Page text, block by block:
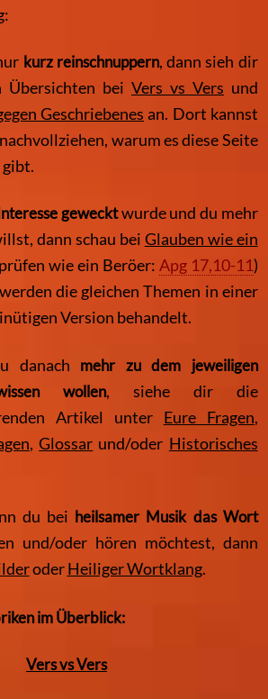
kurz reinschnuppern, dann sieh dir
Übersichten beiVers vs Vers und
Geschriebenes an. Dort kannst
warum es diese Seite
gewecktwurde und du mehr
dann schau bei Glauben wie ein
wie ein Beröer: Apg 17,10-11)
die gleichen Themen in einer
Version behandelt.‎
danach mehr zu dem jeweiligen
wollen, siehe dir die
Artikel unter Eure Fragen,
,Glossar und/oder Historisches
du bei heilsamer Musik das Wort
und/oder hören möchtest, dann
oderHeiliger Wortklang.
im Überblick:
Vers vs Vers